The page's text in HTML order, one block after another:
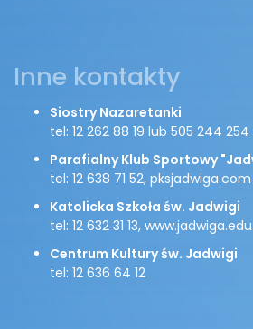
Inne kontakty
Siostry Nazaretanki
tel: 12 262 88 19 lub 505 244 254
Parafialny Klub Sportowy
tel: 12 638 71 52, pksjadwiga.com
Katolicka Szkoła św. Jadwigi
tel: 12 632 31 13,
Centrum Kultury św. Jadwigi
tel: 12 636 64 12